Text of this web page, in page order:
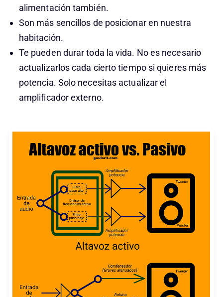
alimentación también.
Son más sencillos de posicionar en nuestra
habitación.
Te pueden durar toda la vida. No es necesario
actualizarlos cada cierto tiempo si quieres más
potencia. Solo necesitas actualizar el
amplificador externo.